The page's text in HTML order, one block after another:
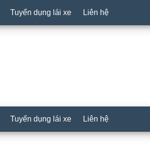
Tuyển dụng lái xe Liên hệ
Tuyển dụng lái xe Liên hệ